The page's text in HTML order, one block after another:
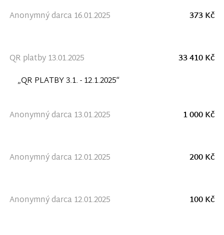
Anonymný darca 16.01.2025 373 Kč
QR platby 13.01.2025
33 410 Kč
„QR PLATBY 3.1. - 12.1.2025“
Anonymný darca 13.01.2025 1 000 Kč
Anonymný darca 12.01.2025 200 Kč
Anonymný darca 12.01.2025 100 Kč